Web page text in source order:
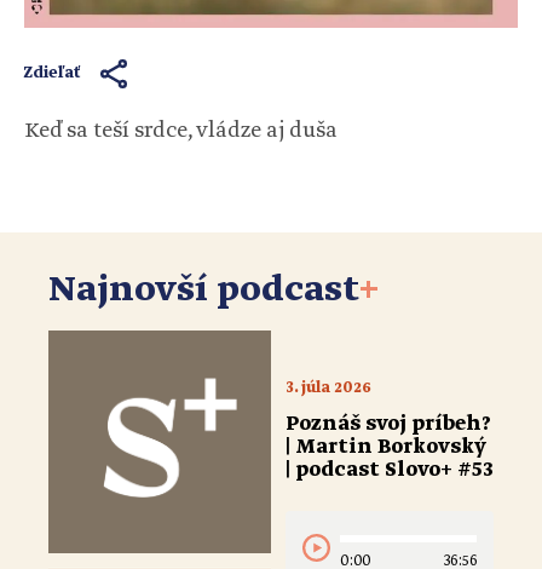
Zdieľať
Keď sa teší srdce, vládze aj duša
Najnovší podcast+
3. júla 2026
Poznáš svoj príbeh?
| Martin Borkovský
| podcast Slovo+ #53
0:00 36:56